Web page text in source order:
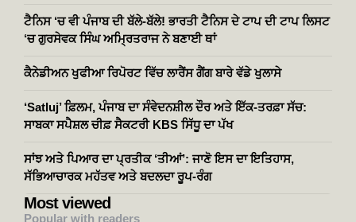
ਟੈਨਿਸ ‘ਚ ਵੀ ਪੰਜਾਬ ਦੀ ਬੱਲੇ-ਬੱਲੇ! ਭਾਰਤੀ ਟੈਨਿਸ ਦੇ ਟਾਪ ਦੀ ਟਾਪ ਲਿਸਟ
‘ਚ ਗੁਰਸੇਵਕ ਸਿੰਘ ਅਮ੍ਰਿਤਰਾਜ ਨੇ ਬਣਾਈ ਥਾਂ
ਕੈਨੇਡੀਅਨ ਖੁਫੀਆ ਰਿਪੋਰਟ ਵਿੱਚ ਲਾਰੈਂਸ ਗੈਂਗ ਬਾਰੇ ਵੱਡੇ ਖੁਲਾਸੇ
‘Satluj’ ਫ਼ਿਲਮ, ਪੰਜਾਬ ਦਾ ਸੰਵੇਦਨਸ਼ੀਲ ਦੌਰ ਅਤੇ ਇੱਕ-ਤਰਫ਼ਾ ਸੱਚ:
ਸਾਬਕਾ ਸਪੈਸ਼ਲ ਚੀਫ਼ ਸੈਕਟਰੀ KBS ਸਿੱਧੂ ਦਾ ਪੱਖ
ਸਾਂਝ ਅਤੇ ਪਿਆਰ ਦਾ ਪ੍ਰਤੀਕ ‘ਤੀਆਂ’: ਜਾਣੋ ਇਸ ਦਾ ਇਤਿਹਾਸ,
ਸੱਭਿਆਚਾਰਕ ਮਹੱਤਵ ਅਤੇ ਬਦਲਦਾ ਰੂਪ-ਰੰਗ
Most viewed
Popular with readers